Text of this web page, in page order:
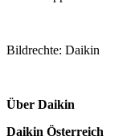
Bildrechte: Daikin
Über Daikin
Daikin Österreich